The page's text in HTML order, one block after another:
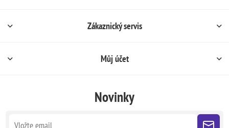
Zákaznický servis
Můj účet
Novinky